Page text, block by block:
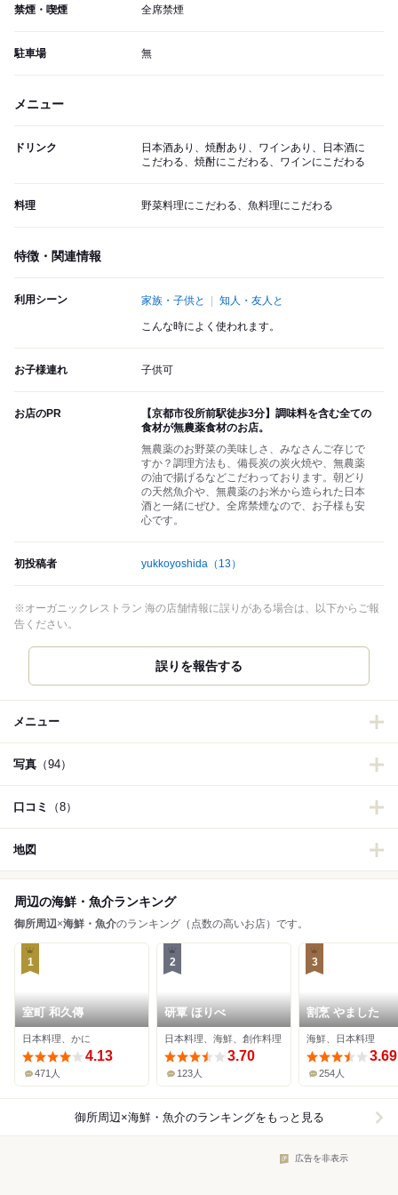
禁煙・喫煙 全席禁煙
駐車場 無
メニュー
ドリンク
日本酒あり、焼酎あり、ワインあり、日本酒に
こだわる、焼酎にこだわる、ワインにこだわる
料理 野菜料理にこだわる、魚料理にこだわる
特徴・関連情報
利用シーン 家族・子供と 知人・友人と
こんな時によく使われます。
お子様連れ 子供可
お店のPR
【京都市役所前駅徒歩3分】調味料を含む全ての
食材が無農薬食材のお店。
無農薬のお野菜の美味しさ、みなさんご存じで
すか？調理方法も、備長炭の炭火焼や、無農薬
の油で揚げるなどこだわっております。朝どり
の天然魚介や、無農薬のお米から造られた日本
酒と一緒にぜひ。全席禁煙なので、お子様も安
心です。
初投稿者 yukkoyoshida （13）
※オーガニックレストラン 海の店舗情報に誤りがある場合は、以下からご報
告ください。
誤りを報告する
メニュー
写真 （94）
口コミ （8）
地図
周辺の海鮮・魚介ランキング
御所周辺×海鮮・魚介のランキング（点数の高いお店）です。
1
室町 和久傳
日本料理、かに
4.13
471人
2
研覃 ほりべ
日本料理、海鮮、創作料理
3.70
123人
3
割烹 やました
海鮮、日本料理
3.69
254人
御所周辺×海鮮・魚介のランキングをもっと見る
広告を非表示